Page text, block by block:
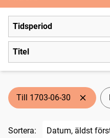
Tidsperiod
Titel
Till 1703-06-30
Sortera: